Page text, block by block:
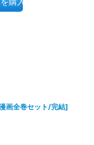
画全巻セット/完結]